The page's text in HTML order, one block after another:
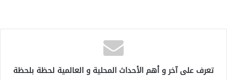
تعرف على آخر و أهم الأحداث المحلية و العالمية لحظة بلحظة